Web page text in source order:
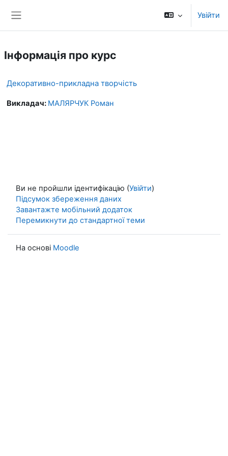
Увійти
Інформація про курс
Декоративно-прикладна творчість
Викладач: МАЛЯРЧУК Роман
Ви не пройшли ідентифікацію (Увійти)
Підсумок збереження даних
Завантажте мобільний додаток
Перемикнути до стандартної теми
На основі Moodle